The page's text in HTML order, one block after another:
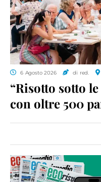
6 Agosto 2026 di red.
“Risotto sotto
con oltre 500